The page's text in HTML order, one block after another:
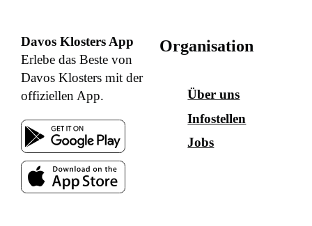
Davos Klosters App
Erlebe das Beste von
Davos Klosters mit der
offiziellen App.
Organisation
Über uns
Infostellen
Jobs